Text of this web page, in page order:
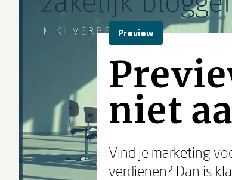
Preview
niet
Vind je marketing
verdienen? Dan is